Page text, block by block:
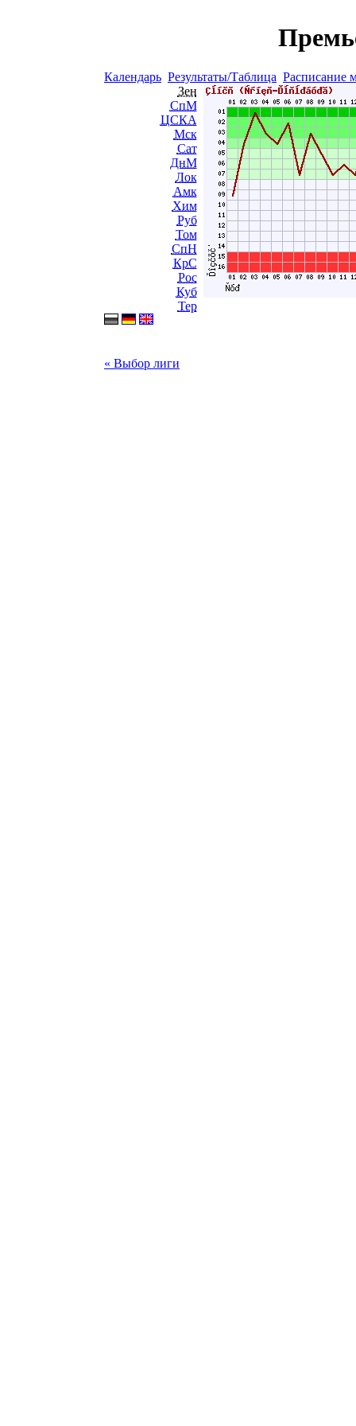
Календарь Результаты/Таблица Расписание
Зен
СпМ
ЦСКА
Мск
Сат
ДнМ
Лок
Амк
Хим
Руб
Том
СпН
КрС
Рос
Куб
Тер
« Выбор лиги